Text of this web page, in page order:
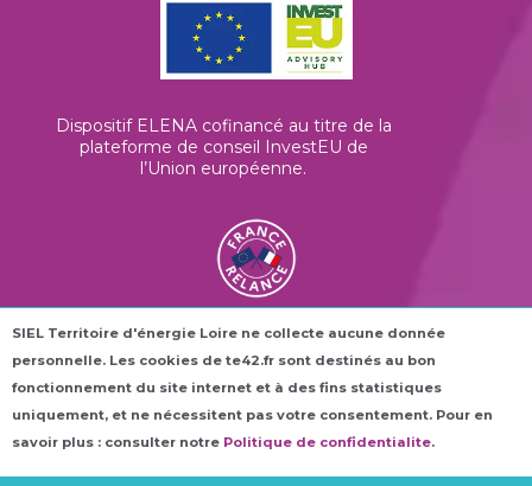
Dispositif ELENA cofinancé au titre de la
plateforme de conseil InvestEU de
l’Union européenne.
Les horloges connectées ROC42® sont
financées dans le cadre du plan France
Relance.
SIEL Territoire d'énergie Loire ne collecte aucune donnée
personnelle. Les cookies de te42.fr sont destinés au bon
fonctionnement du site internet et à des fins statistiques
uniquement, et ne nécessitent pas votre consentement. Pour en
savoir plus : consulter notre Politique de confidentialite.